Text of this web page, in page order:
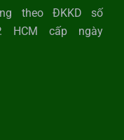
theo ĐKKD số
HCM cấp ngày